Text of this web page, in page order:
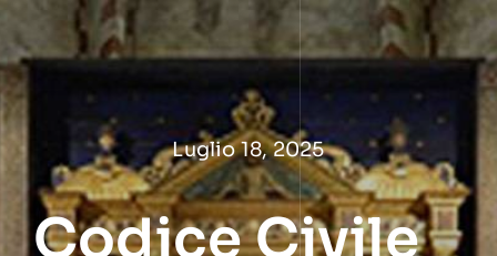
contenuto
Luglio 18, 2025
Codice Civile